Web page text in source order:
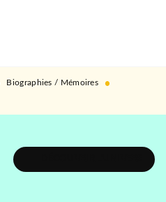
Biographies / Mémoires •